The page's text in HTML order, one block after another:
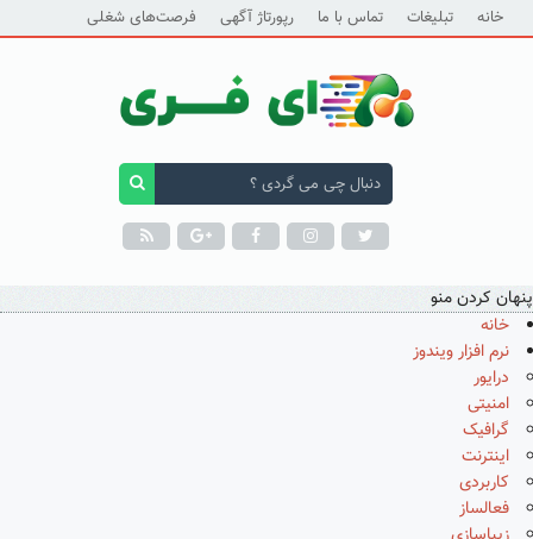
خانه تبلیغات تماس با ما رپورتاژ آگهی فرصت‌های شغلی
پنهان کردن منو
خانه
نرم افزار ویندوز
درایور
امنیتی
گرافیک
اینترنت
کاربردی
فعالساز